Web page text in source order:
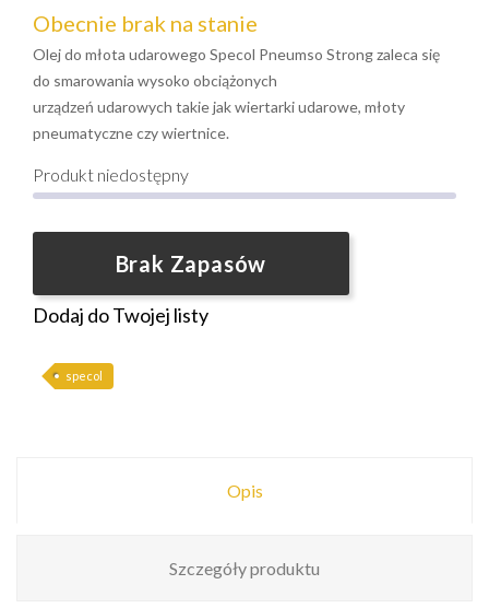
Obecnie brak na stanie
Olej do młota udarowego Specol Pneumso Strong zaleca się
do smarowania wysoko obciążonych
urządzeń udarowych takie jak wiertarki udarowe, młoty
pneumatyczne czy wiertnice.
Produkt niedostępny
Brak Zapasów
Dodaj do Twojej listy
specol
Opis
Szczegóły produktu